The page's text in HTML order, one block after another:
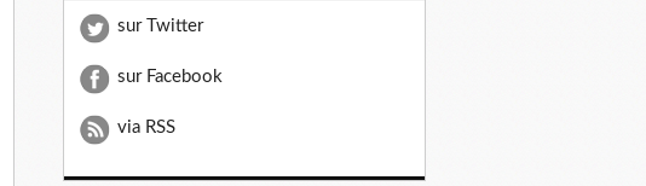
sur Twitter
sur Facebook
via RSS